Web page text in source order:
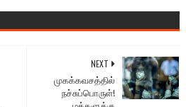
NEXT
முகக்கவசத்தில்
நச்சுப்பொருள்!